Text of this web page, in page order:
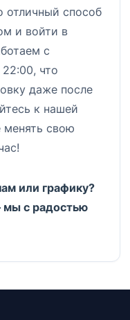
отличный способ
и войти в
с
что
даже после
к нашей
менять свою
или графику?
с радостью